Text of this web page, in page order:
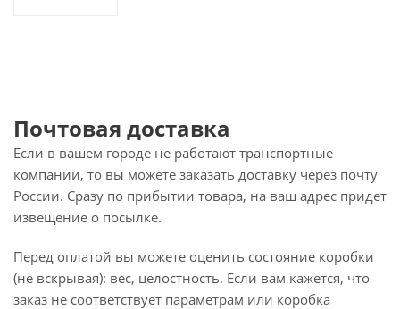
Почтовая доставка
Если в вашем городе не работают транспортные
компании, то вы можете заказать доставку через почту
России. Сразу по прибытии товара, на ваш адрес придет
извещение о посылке.
Перед оплатой вы можете оценить состояние коробки
(не вскрывая): вес, целостность. Если вам кажется, что
заказ не соответствует параметрам или коробка